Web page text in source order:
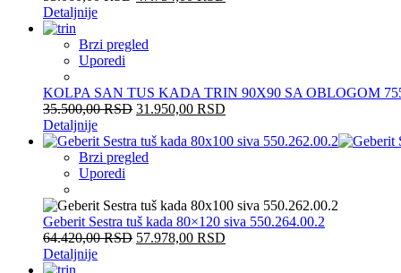
Detaljnije
Brzi pregled
Uporedi
KOLPA SAN TUS KADA TRIN 90X90 SA OBLOGOM
35.500,00RSD 31.950,00 RSD
Detaljnije
Brzi pregled
Uporedi
Geberit Sestra tuš kada 80×120 siva 550.264.00.2
64.420,00RSD 57.978,00 RSD
Detaljnije